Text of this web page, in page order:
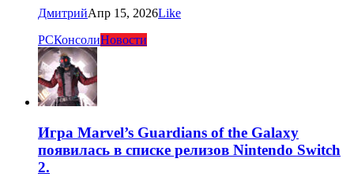
ДмитрийАпр 15, 2026Like
PCКонсолиНовости
Игра Marvel’s Guardians of the Galaxy
появилась в списке релизов Nintendo Switch
2.